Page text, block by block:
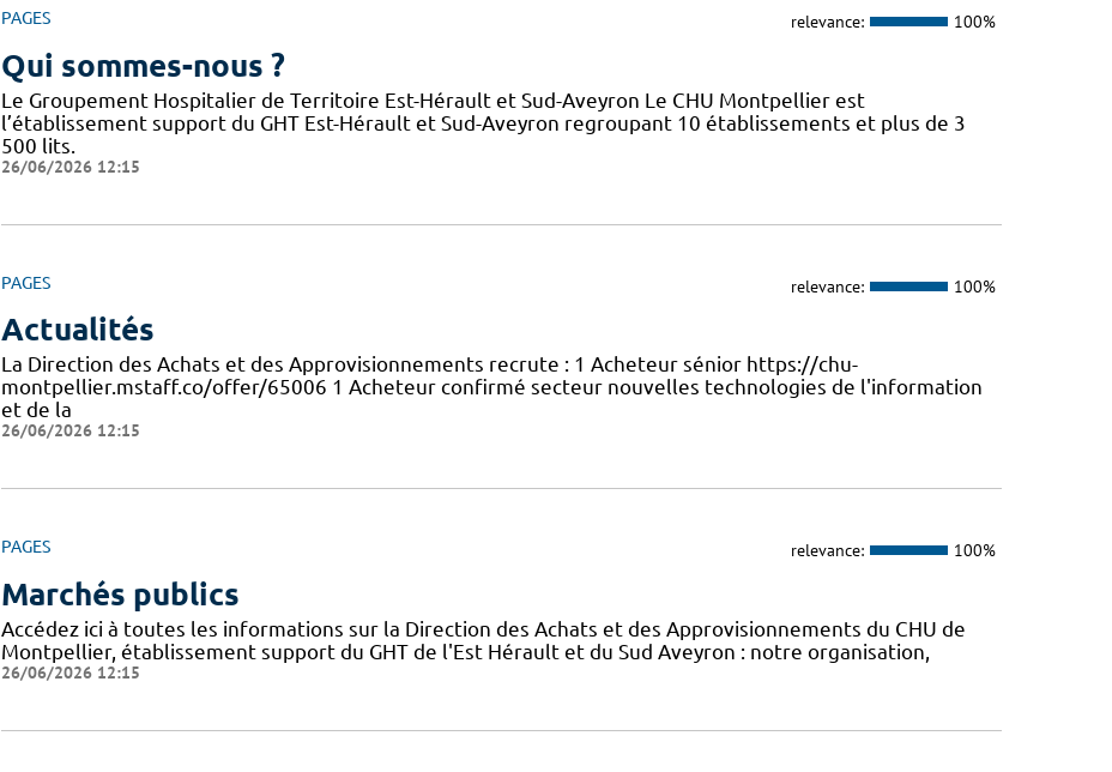
PAGES relevance: 100%
Qui sommes-nous ?
Le Groupement Hospitalier de Territoire Est-Hérault et Sud-Aveyron Le CHU Montpellier est
l’établissement support du GHT Est-Hérault et Sud-Aveyron regroupant 10 établissements et plus de 3
500 lits.
26/06/2026 12:15
PAGES relevance: 100%
Actualités
La Direction des Achats et des Approvisionnements recrute : 1 Acheteur sénior https://chu-
montpellier.mstaff.co/offer/65006 1 Acheteur confirmé secteur nouvelles technologies de l'information
et de la
26/06/2026 12:15
PAGES relevance: 100%
Marchés publics
Accédez ici à toutes les informations sur la Direction des Achats et des Approvisionnements du CHU de
Montpellier, établissement support du GHT de l'Est Hérault et du Sud Aveyron : notre organisation,
26/06/2026 12:15